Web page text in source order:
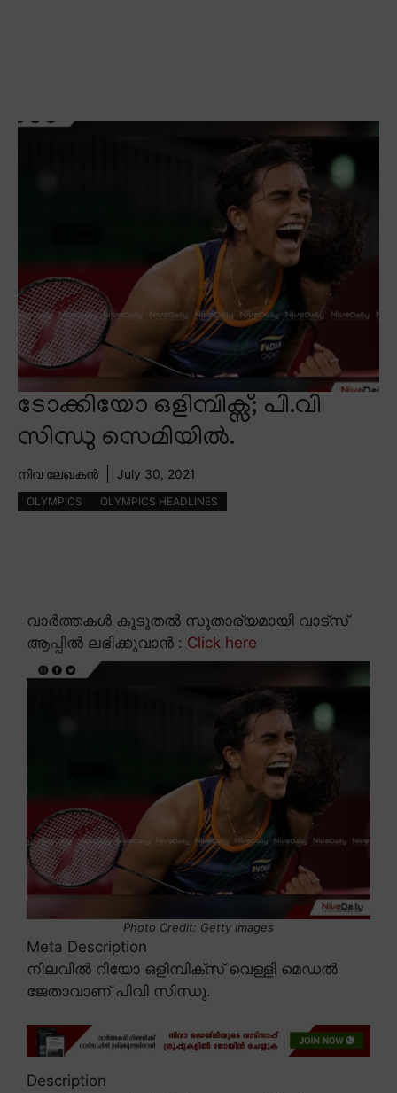
ടോക്കിയോ ഒളിമ്പിക്സ്; പി.വി
സിന്ധു സെമിയിൽ.
നിവ ലേഖകൻ July 30, 2021
OLYMPICS OLYMPICS HEADLINES
വാർത്തകൾ കൂടുതൽ സുതാര്യമായി വാട്സ്
ആപ്പിൽ ലഭിക്കുവാൻ : Click here
Photo Credit: Getty Images
Meta Description
നിലവിൽ റിയോ ഒളിമ്പിക്സ് വെള്ളി മെഡൽ
ജേതാവാണ് പിവി സിന്ധു.
Description